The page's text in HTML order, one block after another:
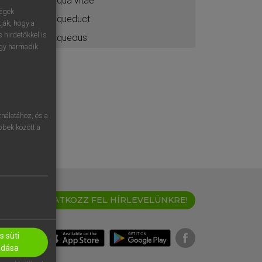
aqueduct
aqueous
IRATKOZZ FEL HÍRLEVELÜNKRE!
hogy a
hirdetőkkel is
harmadik
és a
között a
süti